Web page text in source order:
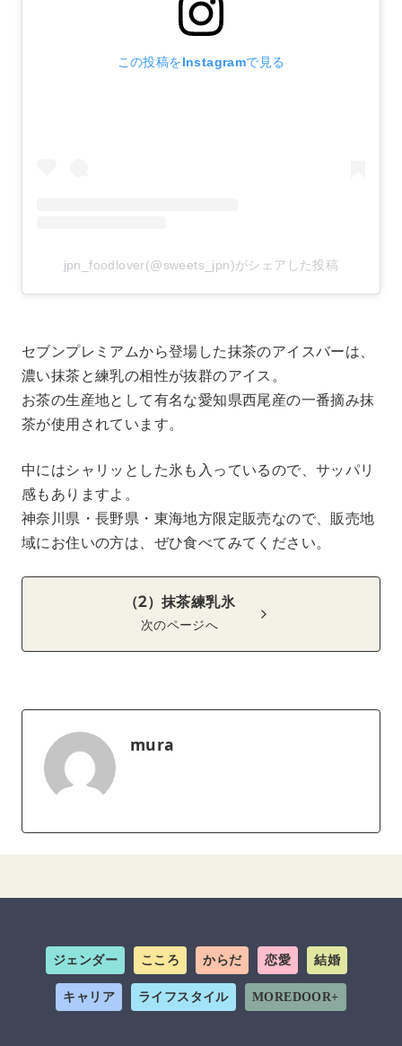
この投稿をInstagramで見る
jpn_foodlover(@sweets_jpn)がシェアした投稿
セブンプレミアムから登場した抹茶のアイスバーは、
濃い抹茶と練乳の相性が抜群のアイス。
お茶の生産地として有名な愛知県西尾産の一番摘み抹
茶が使用されています。
中にはシャリッとした氷も入っているので、サッパリ
感もありますよ。
神奈川県・長野県・東海地方限定販売なので、販売地
域にお住いの方は、ぜひ食べてみてください。
（2）抹茶練乳氷
次のページへ
mura
ジェンダー こころ からだ 恋愛 結婚
キャリア ライフスタイル MOREDOOR+